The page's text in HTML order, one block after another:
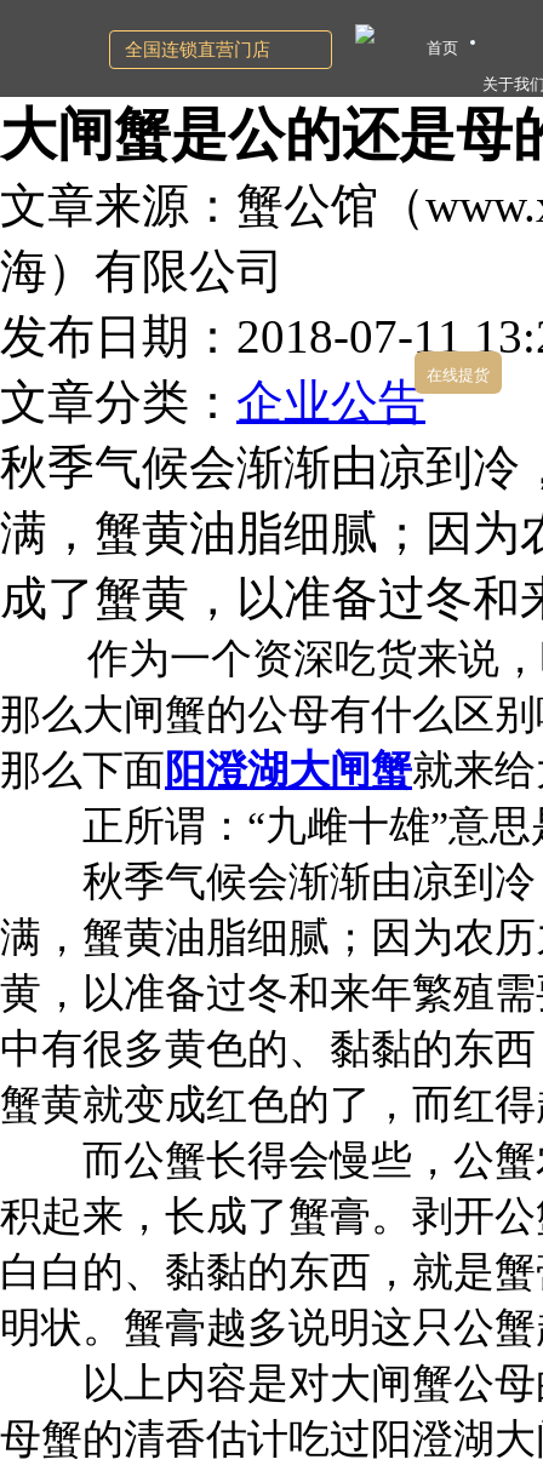
大闸蟹是公的还是母
文章来源：蟹公馆（
海）有限公司
发布日期：2018-07-11
文章分类： 企业公告
秋季气候会渐渐由凉到冷
满，蟹黄油脂细腻；因为
成了蟹黄，以准备过冬和
作为一个资深吃货来说，
那么大闸蟹的公母有什么区
那么下面阳澄湖大闸蟹就来
正所谓：“九雌十雄”意思
秋季气候会渐渐由凉到冷
满，蟹黄油脂细腻；因为农
黄，以准备过冬和来年繁殖
中有很多黄色的、黏黏的东
蟹黄就变成红色的了，而红
而公蟹长得会慢些，公蟹
积起来，长成了蟹膏。剥开
白白的、黏黏的东西，就是
明状。蟹膏越多说明这只公
以上内容是对大闸蟹公母
母蟹的清香估计吃过阳澄湖
全国连锁直营门店
首页
关于我
在线提货